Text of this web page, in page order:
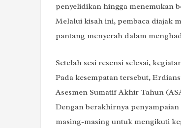
penyelidikan hingga menemukan
Melalui kisah ini, pembaca diajak
pantang menyerah dalam
Setelah sesi resensi selesai,
Pada kesempatan tersebut,
Asesmen Sumatif Akhir Tahun
Dengan berakhirnya
masing-masing untuk mengikuti